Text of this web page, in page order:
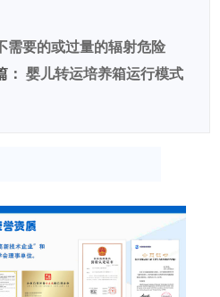
需要的或过量的辐射危险
： 婴儿转运培养箱运行模式